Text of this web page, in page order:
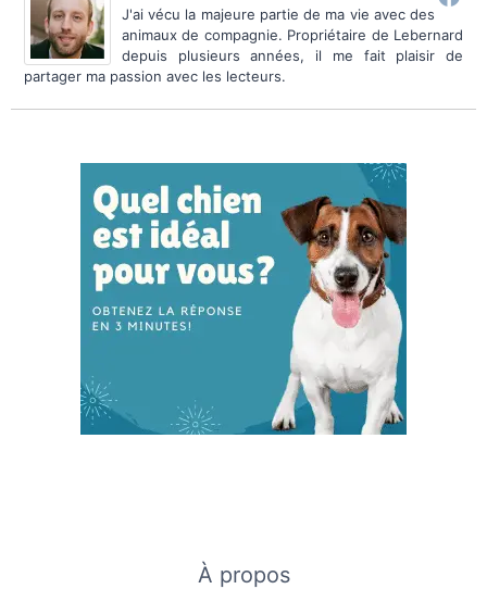
J'ai vécu la majeure partie de ma vie avec des
animaux de compagnie. Propriétaire de Lebernard
depuis plusieurs années, il me fait plaisir de
partager ma passion avec les lecteurs.
À propos